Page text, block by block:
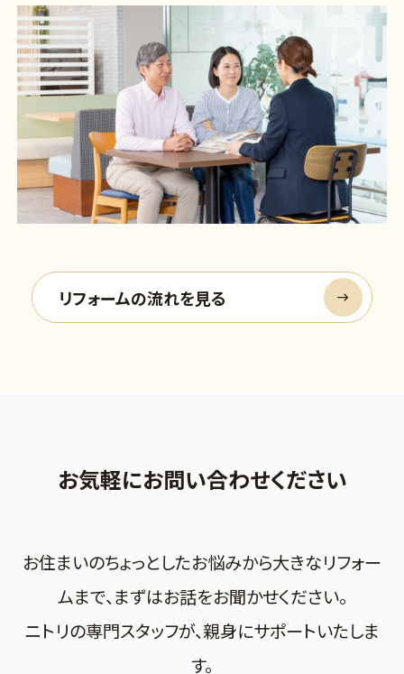
リフォームの流れを見る
お気軽にお問い合わせください
お住まいのちょっとしたお悩みから大きなリフォー
ムまで、まずはお話をお聞かせください。
ニトリの専門スタッフが、親身にサポートいたしま
す。